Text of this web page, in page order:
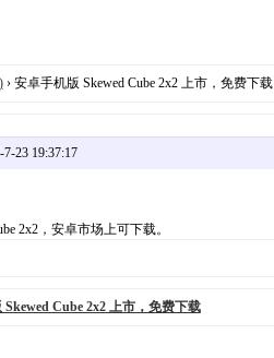
› 安卓手机版 Skewed Cube 2x2 上市，免费下载
23 19:37:17
2x2，安卓市场上可下载。
Skewed Cube 2x2 上市，免费下载